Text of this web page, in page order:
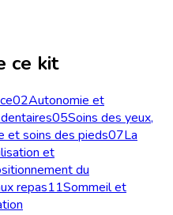
ce kit
02Autonomie et
05Soins des yeux,
et soins des pieds07La
et
du
repas11Sommeil et